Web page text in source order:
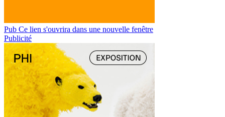
Pub Ce lien s'ouvrira dans une nouvelle fenêtre
Publicité